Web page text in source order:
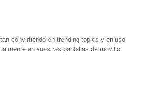
convirtiendo en trending topics y en uso
en vuestras pantallas de móvil o